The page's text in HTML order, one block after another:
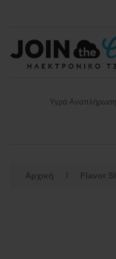
Υγρά
Αρχική / Flavor